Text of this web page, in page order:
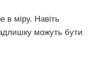
в міру. Навіть
можуть бути